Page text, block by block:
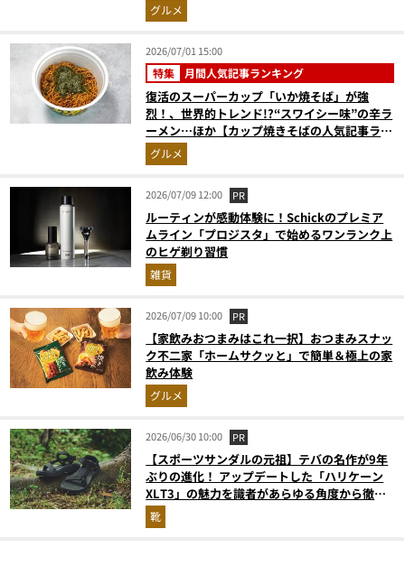
スト3】（2026年5月版）
グルメ
2026/07/01 15:00
特集 月間人気記事ランキング
復活のスーパーカップ「いか焼そば」が強
烈！、世界的トレンド!?“スワイシー味”の辛ラ
ーメン…ほか【カップ焼きそばの人気記事ラン
キングベスト3】（2026年5月版）
グルメ
2026/07/09 12:00 PR
ルーティンが感動体験に！Schickのプレミア
ムライン「プロジスタ」で始めるワンランク上
のヒゲ剃り習慣
雑貨
2026/07/09 10:00 PR
【家飲みおつまみはこれ一択】おつまみスナッ
ク不二家「ホームサクッと」で簡単＆極上の家
飲み体験
グルメ
2026/06/30 10:00 PR
【スポーツサンダルの元祖】テバの名作が9年
ぶりの進化！ アップデートした「ハリケーン
XLT3」の魅力を識者があらゆる角度から徹底
解説！
靴